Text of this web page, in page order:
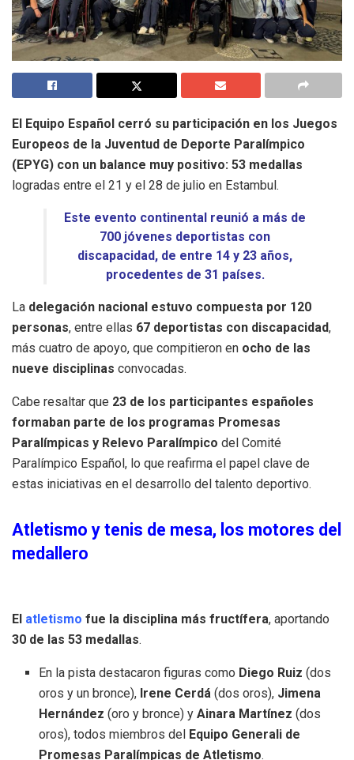
El Equipo Español cerró su participación en los Juegos
Europeos de la Juventud de Deporte Paralímpico
(EPYG) con un balance muy positivo: 53 medallas
logradas entre el 21 y el 28 de julio en Estambul.
Este evento continental reunió a más de
700 jóvenes deportistas con
discapacidad, de entre 14 y 23 años,
procedentes de 31 países.
La delegación nacional estuvo compuesta por 120
personas, entre ellas 67 deportistas con discapacidad,
más cuatro de apoyo, que compitieron en ocho de las
nueve disciplinas convocadas.
Cabe resaltar que 23 de los participantes españoles
formaban parte de los programas Promesas
Paralímpicas y Relevo Paralímpico del Comité
Paralímpico Español, lo que reafirma el papel clave de
estas iniciativas en el desarrollo del talento deportivo.
Atletismo y tenis de mesa, los motores del
medallero
El atletismo fue la disciplina más fructífera, aportando
30 de las 53 medallas.
En la pista destacaron figuras como Diego Ruiz (dos
oros y un bronce), Irene Cerdá (dos oros), Jimena
Hernández (oro y bronce) yAinara Martínez (dos
oros), todos miembros del
Equipo Generali de
Promesas Paralímpicas de Atletismo.